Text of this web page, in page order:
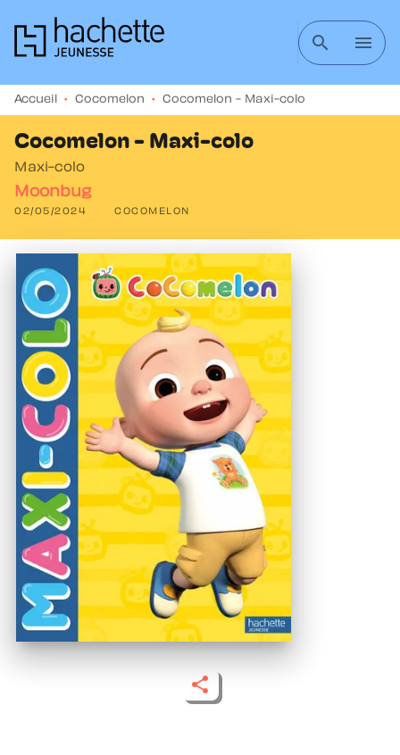
MENU RECHERCHE CONTENU
search menu
Accueil • Cocomelon • Cocomelon - Maxi-colo
Cocomelon - Maxi-colo
Maxi-colo
Moonbug
02/05/2024 COCOMELON